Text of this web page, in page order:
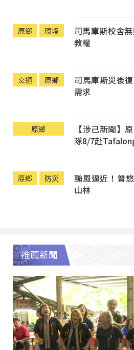
原鄉 環境
司馬庫斯校舍
教權
交通 原鄉
司馬庫斯災後
需求
原鄉
【涉己新聞】
隊8/7赴
原鄉 防災
颱風逼近！普
山林
推薦新聞